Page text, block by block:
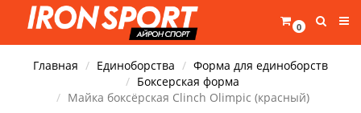
0
Главная Единоборства
Форма для единоборств
Боксерская форма
Майка боксёрская Clinch Olimpic (красный)